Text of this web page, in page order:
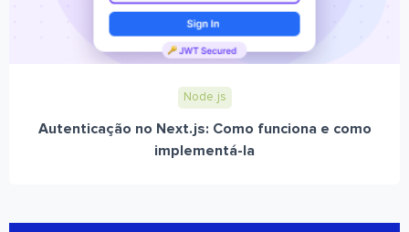
Node.js
Autenticação no Next.js: Como funciona e como
implementá-la